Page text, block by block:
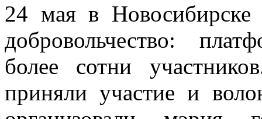
24 мая в Новосибирске
добровольчество:
более сотни
приняли участие и